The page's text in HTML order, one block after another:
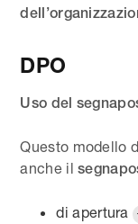
DPO
Uso del
Questo modello
anche il
di apertura